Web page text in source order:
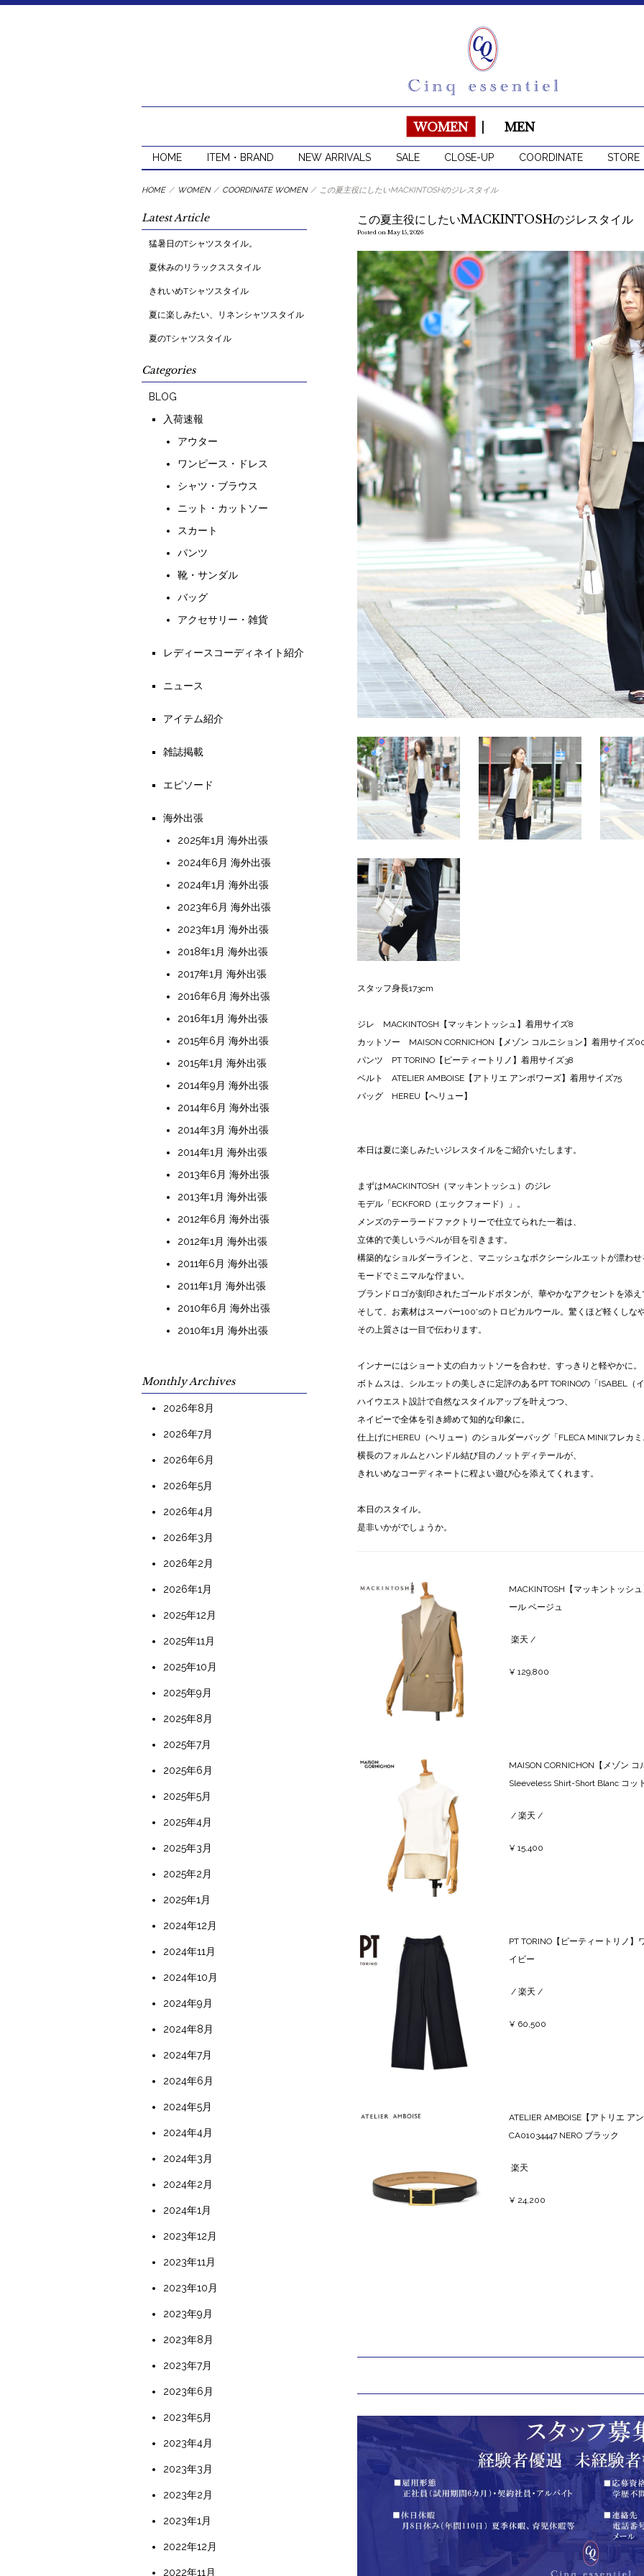
WOMEN MEN
HOME ITEM・BRAND NEW ARRIVALS SALE CLOSE-UP COORDINATE STORE
HOME / WOMEN / COORDINATE WOMEN / この夏主役にしたいMACKINTOSHのジレスタイル
この夏主役にしたいMACKINTOSHのジレスタイル
Posted on May 15, 2026
スタッフ身長173cm
ジレ MACKINTOSH【マッキントッシュ】着用サイズ8
カットソー MAISON CORNICHON【メゾン コルニション】着用サイズ
パンツ PT TORINO【ピーティートリノ】着用サイズ38
ベルト ATELIER AMBOISE【アトリエ アンボワーズ】着用サイズ75
バッグ HEREU【へリュー】
本日は夏に楽しみたいジレスタイルをご紹介いたします。
まずはMACKINTOSH（マッキントッシュ）のジレ
モデル「ECKFORD（エックフォード）」。
メンズのテーラードファクトリーで仕立てられた一着は、
立体的で美しいラペルが目を引きます。
構築的なショルダーラインと、マニッシュなボクシーシルエットが漂わせ
モードでミニマルな佇まい。
ブランドロゴが刻印されたゴールドボタンが、華やかなアクセントを添
そして、お素材はスーパー100'sのトロピカルウール。驚くほど軽くしな
その上質さは一目で伝わります。
インナーにはショート丈の白カットソーを合わせ、すっきりと軽やかに。
ボトムスは、シルエットの美しさに定評のあるPT TORINOの「ISABEL（
ハイウエスト設計で自然なスタイルアップを叶えつつ、
ネイビーで全体を引き締めて知的な印象に。
仕上げにHEREU（ヘリュー）のショルダーバッグ「FLECA MINI(フレカ
横長のフォルムとハンドル結び目のノットディテールが、
きれいめなコーディネートに程よい遊び心を添えてくれます。
本日のスタイル。
是非いかがでしょうか。
MACKINTOSH【マッキントッシ
ール ベージュ
楽天 /
¥ 129,800
MAISON CORNICHON【メゾン
Sleeveless Shirt-Short Blanc コッ
/楽天 /
¥ 15,400
PT TORINO【ピーティートリノ
イビー
/楽天/
¥ 60,500
ATELIER AMBOISE【アトリエ ア
CA01034447 NERO ブラック
楽天
¥ 24,200
Latest Article
猛暑日のTシャツスタイル。
夏休みのリラックススタイル
きれいめTシャツスタイル
夏に楽しみたい、リネンシャツスタイル
夏のTシャツスタイル
Categories
BLOG
入荷速報
アウター
ワンピース・ドレス
シャツ・ブラウス
ニット・カットソー
スカート
パンツ
靴・サンダル
バッグ
アクセサリー・雑貨
レディースコーディネイト紹介
ニュース
アイテム紹介
雑誌掲載
エピソード
海外出張
2025年1月 海外出張
2024年6月 海外出張
2024年1月 海外出張
2023年6月 海外出張
2023年1月 海外出張
2018年1月 海外出張
2017年1月 海外出張
2016年6月 海外出張
2016年1月 海外出張
2015年6月 海外出張
2015年1月 海外出張
2014年9月 海外出張
2014年6月 海外出張
2014年3月 海外出張
2014年1月 海外出張
2013年6月 海外出張
2013年1月 海外出張
2012年6月 海外出張
2012年1月 海外出張
2011年6月 海外出張
2011年1月 海外出張
2010年6月 海外出張
2010年1月 海外出張
Monthly Archives
2026年8月
2026年7月
2026年6月
2026年5月
2026年4月
2026年3月
2026年2月
2026年1月
2025年12月
2025年11月
2025年10月
2025年9月
2025年8月
2025年7月
2025年6月
2025年5月
2025年4月
2025年3月
2025年2月
2025年1月
2024年12月
2024年11月
2024年10月
2024年9月
2024年8月
2024年7月
2024年6月
2024年5月
2024年4月
2024年3月
2024年2月
2024年1月
2023年12月
2023年11月
2023年10月
2023年9月
2023年8月
2023年7月
2023年6月
2023年5月
2023年4月
2023年3月
2023年2月
2023年1月
2022年12月
2022年11月